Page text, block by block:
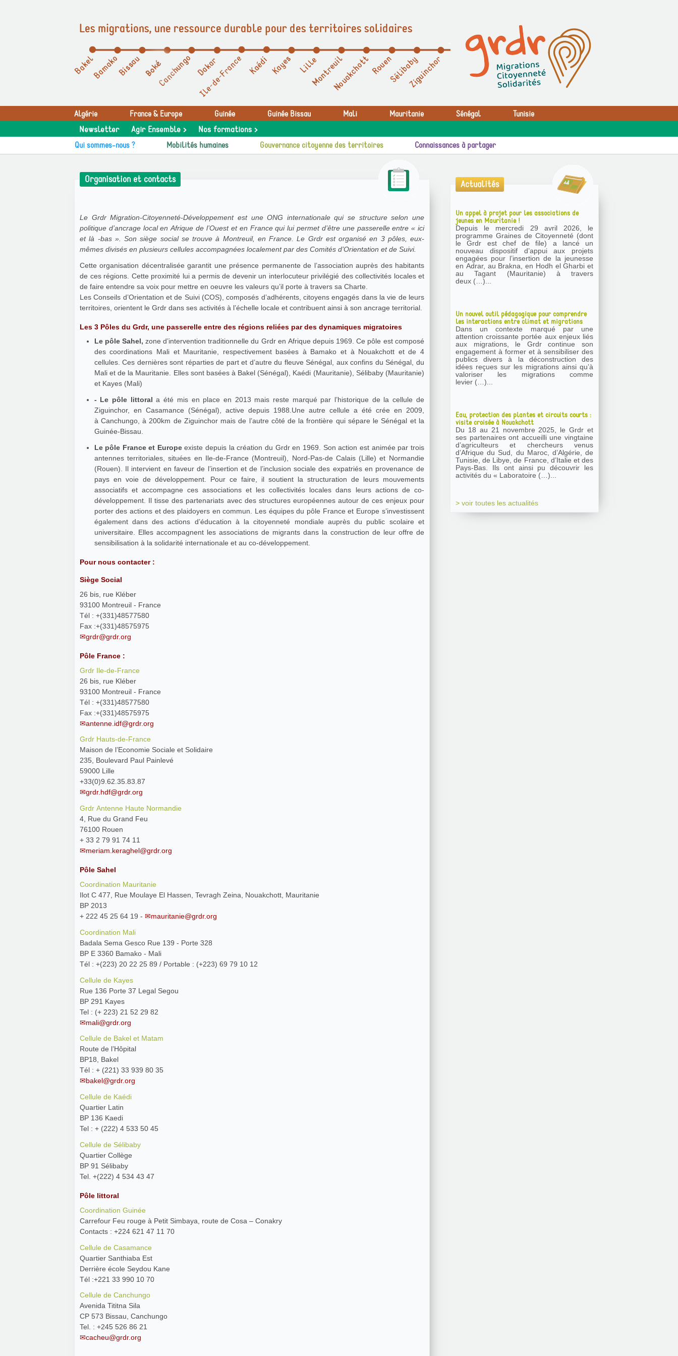
Les migrations, une ressource durable pour des territoires solidaires
Algérie France & Europe Guinée Guinée Bissau Mali Mauritanie Sénégal Tunisie
Newsletter Agir Ensemble > Nos formations >
Qui sommes-nous ? Mobilités humaines Gouvernance citoyenne des territoires Connaissances à partager
Organisation et contacts
Le Grdr Migration-Citoyenneté-Développement est une ONG internationale qui se structure selon une
politique d’ancrage local en Afrique de l’Ouest et en France qui lui permet d’être une passerelle entre « ici
et là -bas ». Son siège social se trouve à Montreuil, en France. Le Grdr est organisé en 3 pôles, eux-
mêmes divisés en plusieurs cellules accompagnées localement par des Comités d’Orientation et de Suivi.
Cette organisation décentralisée garantit une présence permanente de l’association auprès des habitants
de ces régions. Cette proximité lui a permis de devenir un interlocuteur privilégié des collectivités locales et
de faire entendre sa voix pour mettre en oeuvre les valeurs qu’il porte à travers sa Charte.
Les Conseils d’Orientation et de Suivi (COS), composés d’adhérents, citoyens engagés dans la vie de leurs
territoires, orientent le Grdr dans ses activités à l’échelle locale et contribuent ainsi à son ancrage territorial.
Les 3 Pôles du Grdr, une passerelle entre des régions reliées par des dynamiques migratoires
Le pôle Sahel, zone d’intervention traditionnelle du Grdr en Afrique depuis 1969. Ce pôle est composé
des coordinations Mali et Mauritanie, respectivement basées à Bamako et à Nouakchott et de 4
cellules. Ces dernières sont réparties de part et d’autre du fleuve Sénégal, aux confins du Sénégal, du
Mali et de la Mauritanie. Elles sont basées à Bakel (Sénégal), Kaédi (Mauritanie), Sélibaby (Mauritanie)
et Kayes (Mali)
- Le pôle littoral a été mis en place en 2013 mais reste marqué par l’historique de la cellule de
Ziguinchor, en Casamance (Sénégal), active depuis 1988.Une autre cellule a été crée en 2009,
à Canchungo, à 200km de Ziguinchor mais de l’autre côté de la frontière qui sépare le Sénégal et la
Guinée-Bissau.
Le pôle France et Europeexiste depuis la création du Grdr en 1969. Son action est animée par trois
antennes territoriales, situées en Ile-de-France (Montreuil), Nord-Pas-de Calais (Lille) et Normandie
(Rouen). Il intervient en faveur de l’insertion et de l’inclusion sociale des expatriés en provenance de
pays en voie de développement. Pour ce faire, il soutient la structuration de leurs mouvements
associatifs et accompagne ces associations et les collectivités locales dans leurs actions de co-
développement. Il tisse des partenariats avec des structures européennes autour de ces enjeux pour
porter des actions et des plaidoyers en commun. Les équipes du pôle France et Europe s’investissent
également dans des actions d’éducation à la citoyenneté mondiale auprès du public scolaire et
universitaire. Elles accompagnent les associations de migrants dans la construction de leur offre de
sensibilisation à la solidarité internationale et au co-développement.
Pour nous contacter :
Siège Social
26 bis, rue Kléber
93100 Montreuil - France
Tél : +(331)48577580
Fax :+(331)48575975
grdr@grdr.org
Pôle France :
Grdr Ile-de-France
26 bis, rue Kléber
93100 Montreuil - France
Tél : +(331)48577580
Fax :+(331)48575975
antenne.idf@grdr.org
Grdr Hauts-de-France
Maison de l’Economie Sociale et Solidaire
235, Boulevard Paul Painlevé
59000 Lille
+33(0)9.62.35.83.87
grdr.hdf@grdr.org
Grdr Antenne Haute Normandie
4, Rue du Grand Feu
76100 Rouen
+ 33 2 79 91 74 11
meriam.keraghel@grdr.org
Pôle Sahel
Coordination Mauritanie
Ilot C 477, Rue Moulaye El Hassen, Tevragh Zeina, Nouakchott, Mauritanie
BP 2013
+ 222 45 25 64 19 -
mauritanie@grdr.org
Coordination Mali
Badala Sema Gesco Rue 139 - Porte 328
BP E 3360 Bamako - Mali
Tél : +(223) 20 22 25 89 / Portable : (+223) 69 79 10 12
Cellule de Kayes
Rue 136 Porte 37 Legal Segou
BP 291 Kayes
Tel : (+ 223) 21 52 29 82
mali@grdr.org
Cellule de Bakel et Matam
Route de l’Hôpital
BP18, Bakel
Tél : + (221) 33 939 80 35
bakel@grdr.org
Cellule de Kaédi
Quartier Latin
BP 136 Kaedi
Tel : + (222) 4 533 50 45
Cellule de Sélibaby
Quartier Collège
BP 91 Sélibaby
Tel. +(222) 4 534 43 47
Pôle littoral
Coordination Guinée
Carrefour Feu rouge à Petit Simbaya, route de Cosa – Conakry
Contacts : +224 621 47 11 70
Cellule de Casamance
Quartier Santhiaba Est
Derrière école Seydou Kane
Tél :+221 33 990 10 70
Cellule de Canchungo
Avenida Tititna Sila
CP 573 Bissau, Canchungo
Tel. : +245 526 86 21
cacheu@grdr.org
Actualités
Un appel à projet pour les associations de
jeunes en Mauritanie !
Depuis le mercredi 29 avril 2026, le
programme Graines de Citoyenneté (dont
le Grdr est chef de file) a lancé un
nouveau dispositif d’appui aux projets
engagées pour l’insertion de la jeunesse
en Adrar, au Brakna, en Hodh el Gharbi et
au Tagant (Mauritanie) à travers
deux (…)...
Un nouvel outil pédagogique pour comprendre
les interactions entre climat et migrations
Dans un contexte marqué par une
attention croissante portée aux enjeux liés
aux migrations, le Grdr continue son
engagement à former et à sensibiliser des
publics divers à la déconstruction des
idées reçues sur les migrations ainsi qu’à
valoriser les migrations comme
levier (…)...
Eau, protection des plantes et circuits courts :
visite croisée à Nouakchott
Du 18 au 21 novembre 2025, le Grdr et
ses partenaires ont accueilli une vingtaine
d’agriculteurs et chercheurs venus
d’Afrique du Sud, du Maroc, d’Algérie, de
Tunisie, de Libye, de France, d’Italie et des
Pays-Bas. Ils ont ainsi pu découvrir les
activités du « Laboratoire (…)...
> voir toutes les actualités